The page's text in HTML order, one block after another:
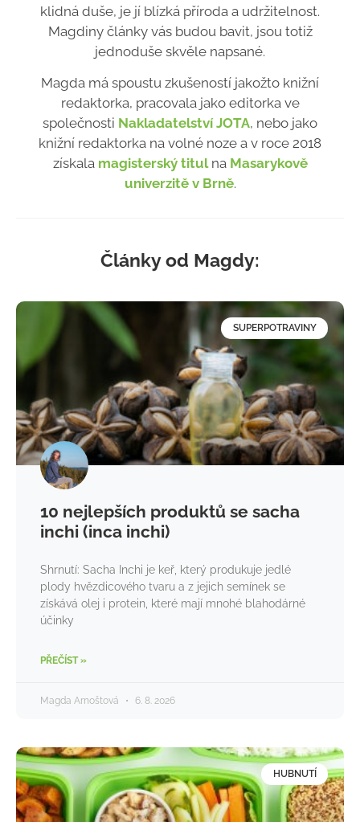
klidná duše, je jí blízká příroda a udržitelnost.
Magdiny články vás budou bavit, jsou totiž
jednoduše skvěle napsané.
Magda má spoustu zkušeností jakožto knižní
redaktorka, pracovala jako editorka ve
společnosti Nakladatelství JOTA, nebo jako
knižní redaktorka na volné noze a v roce 2018
získala magisterský titulna Masarykově
univerzitě v Brně.
Články od Magdy:
SUPERPOTRAVINY
10 nejlepších produktů se sacha
inchi (inca inchi)
Shrnutí: Sacha Inchi je keř, který produkuje jedlé
plody hvězdicového tvaru a z jejich semínek se
získává olej i protein, které mají mnohé blahodárné
účinky
PŘEČÍST »
Magda Arnoštová 6. 8. 2026
HUBNUTÍ